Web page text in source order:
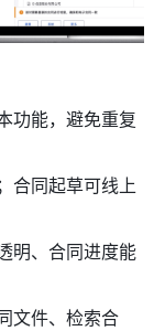
功能，避免重复
合同起草可线上
明、合同进度能
文件、检索合